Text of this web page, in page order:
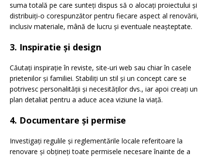
suma totală pe care sunteți dispus să o alocați proiectului și
distribuiți-o corespunzător pentru fiecare aspect al renovării,
inclusiv materiale, mână de lucru și eventuale neașteptate.
3. Inspiratie și design
Căutați inspirație în reviste, site-uri web sau chiar în casele
prietenilor și familiei. Stabiliți un stil și un concept care se
potrivesc personalității și necesităților dvs., iar apoi creați un
plan detaliat pentru a aduce acea viziune la viață.
4. Documentare și permise
Investigați regulile și reglementările locale referitoare la
renovare și obțineți toate permisele necesare înainte de a